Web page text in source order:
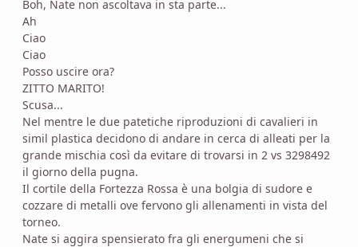
Boh, Nate non ascoltava in sta parte...
Ah
Ciao
Ciao
Posso uscire ora?
ZITTO MARITO!
Scusa...
Nel mentre le due patetiche riproduzioni di cavalieri in
simil plastica decidono di andare in cerca di alleati per la
grande mischia così da evitare di trovarsi in 2 vs 3298492
il giorno della pugna.
Il cortile della Fortezza Rossa è una bolgia di sudore e
cozzare di metalli ove fervono gli allenamenti in vista del
torneo.
Nate si aggira spensierato fra gli energumeni che si